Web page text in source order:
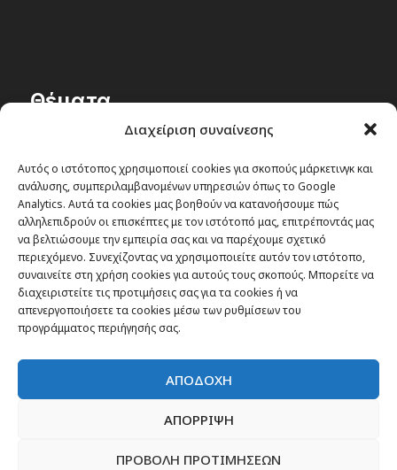
Διαχείριση συναίνεσης
Αυτός ο ιστότοπος χρησιμοποιεί cookies για σκοπούς μάρκετινγκ και
ανάλυσης, συμπεριλαμβανομένων υπηρεσιών όπως το Google
Analytics. Αυτά τα cookies μας βοηθούν να κατανοήσουμε πώς
αλληλεπιδρούν οι επισκέπτες με τον ιστότοπό μας, επιτρέποντάς μας
να βελτιώσουμε την εμπειρία σας και να παρέχουμε σχετικό
περιεχόμενο. Συνεχίζοντας να χρησιμοποιείτε αυτόν τον ιστότοπο,
συναινείτε στη χρήση cookies για αυτούς τους σκοπούς. Μπορείτε να
διαχειριστείτε τις προτιμήσεις σας για τα cookies ή να
απενεργοποιήσετε τα cookies μέσω των ρυθμίσεων του
προγράμματος περιήγησής σας.
ΑΠΟΔΟΧΗ
ΑΠΟΡΡΙΨΗ
ΠΡΟΒΟΛΗ ΠΡΟΤΙΜΗΣΕΩΝ
Θέματα
Passenger στον κόσμο
TRAVEL NEWS
Οργάνωσε το ταξίδι σου
CITY and CULTURE